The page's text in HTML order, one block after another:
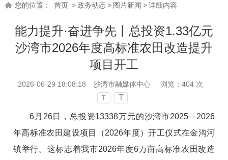
您的位置： 首页 >政务动态> 图片新闻 >详细内容
能力提升·奋进争先丨总投资1.33亿元
沙湾市2026年度高标准农田改造提升
项目开工
2026-06-29 18:08:18 沙湾市融媒体中心 浏览： 404次
T T
6月26日，总投资13338万元的沙湾市2025—2026
年高标准农田建设项目（2026年度）开工仪式在金沟河
镇举行。这标志着我市2026年度6万亩高标准农田改造